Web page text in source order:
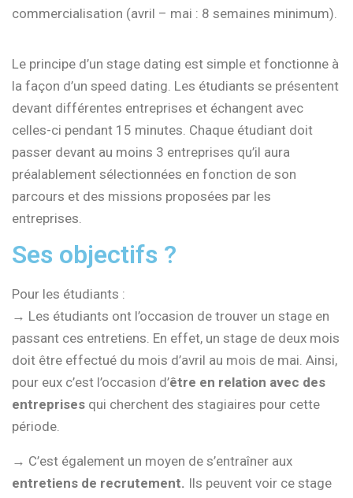
commercialisation (avril – mai : 8 semaines minimum).
Le principe d’un stage dating est simple et fonctionne à
la façon d’un speed dating. Les étudiants se présentent
devant différentes entreprises et échangent avec
celles-ci pendant 15 minutes. Chaque étudiant doit
passer devant au moins 3 entreprises qu’il aura
préalablement sélectionnées en fonction de son
parcours et des missions proposées par les
entreprises.
Ses objectifs ?
Pour les étudiants :
→ Les étudiants ont l’occasion de trouver un stage en
passant ces entretiens. En effet, un stage de deux mois
doit être effectué du mois d’avril au mois de mai. Ainsi,
pour eux c’est l’occasion d’être en relation avec des
entreprises qui cherchent des stagiaires pour cette
période.
→ C’est également un moyen de s’entraîner aux
entretiens de recrutement. Ils peuvent voir ce stage